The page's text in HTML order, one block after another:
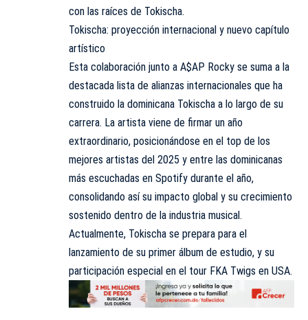
con las raíces de Tokischa.
Tokischa: proyección internacional y nuevo capítulo
artístico
Esta colaboración junto a A$AP Rocky se suma a la
destacada lista de alianzas internacionales que ha
construido la dominicana Tokischa a lo largo de su
carrera. La artista viene de firmar un año
extraordinario, posicionándose en el top de los
mejores artistas del 2025 y entre las dominicanas
más escuchadas en Spotify durante el año,
consolidando así su impacto global y su crecimiento
sostenido dentro de la industria musical.
Actualmente, Tokischa se prepara para el
lanzamiento de su primer álbum de estudio, y su
participación especial en el tour FKA Twigs en USA.